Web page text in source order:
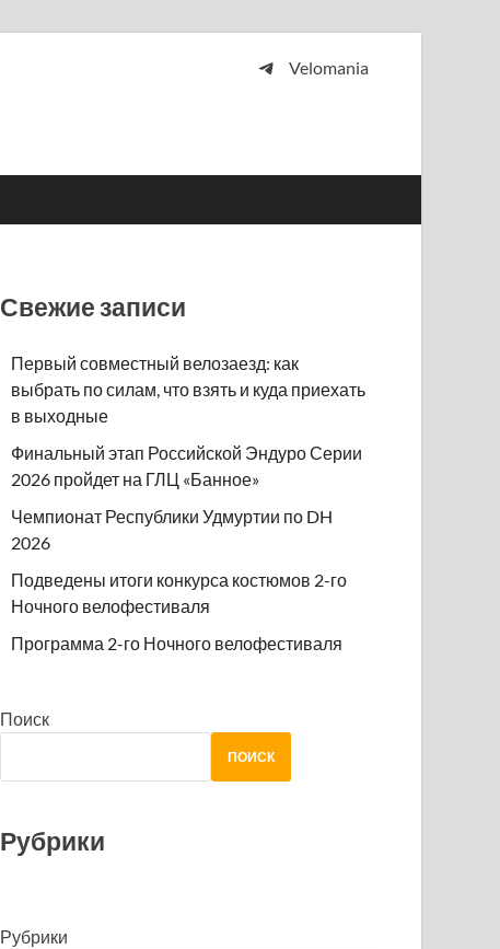
Velomania
Свежие записи
Первый совместный велозаезд: как
выбрать по силам, что взять и куда приехать
в выходные
Финальный этап Российской Эндуро Серии
2026 пройдет на ГЛЦ «Банное»
Чемпионат Республики Удмуртии по DH
2026
Подведены итоги конкурса костюмов 2-го
Ночного велофестиваля
Программа 2-го Ночного велофестиваля
Поиск
ПОИСК
Рубрики
Рубрики